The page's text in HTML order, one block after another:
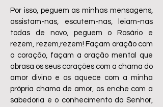
Por isso, peguem as minhas mensagens,
assistam-nas, escutem-nas, leiam-nas
todas de novo, peguem o Rosário e
rezem, rezem,rezem! Façam oração com
o coração, façam a oração mental que
abrasa os seus corações com a chama do
amor divino e os aquece com a minha
própria chama de amor, os enche com a
sabedoria e o conhecimento do Senhor,